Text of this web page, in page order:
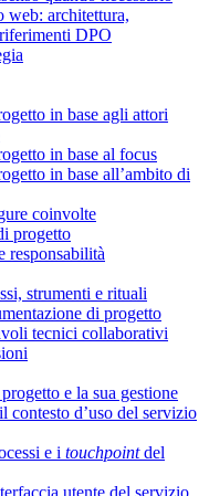
web: architettura,
DPO
in base agli attori
in base al focus
in base all’ambito di
coinvolte
progetto
responsabilità
strumenti e rituali
di progetto
tecnici collaborativi
e la sua gestione
contesto d’uso del servizio
e i touchpointdel
utente del servizio